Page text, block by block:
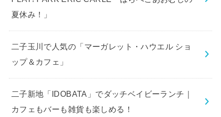
夏休み！」
二子玉川で人気の「マーガレット・ハウエル ショ
ップ＆カフェ」
二子新地「IDOBATA」でダッチベイビーランチ｜
カフェもバーも雑貨も楽しめる！